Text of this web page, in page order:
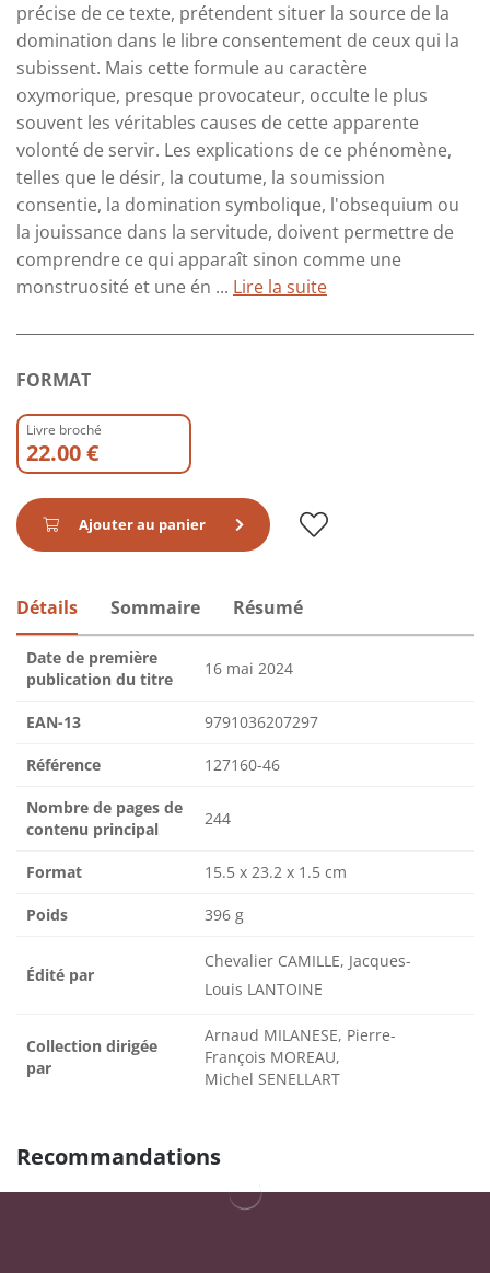
précise de ce texte, prétendent situer la source de la
domination dans le libre consentement de ceux qui la
subissent. Mais cette formule au caractère
oxymorique, presque provocateur, occulte le plus
souvent les véritables causes de cette apparente
volonté de servir. Les explications de ce phénomène,
telles que le désir, la coutume, la soumission
consentie, la domination symbolique, l'obsequium ou
la jouissance dans la servitude, doivent permettre de
comprendre ce qui apparaît sinon comme une
monstruosité et une én ... Lire la suite
FORMAT
Livre broché
22.00 €
Ajouter au panier
Détails Sommaire Résumé
Date de première
publication du titre
16 mai 2024
EAN-13 9791036207297
Référence 127160-46
Nombre de pages de
contenu principal
244
Format 15.5 x 23.2 x 1.5 cm
Poids 396 g
Édité par
Chevalier CAMILLE, Jacques-
Louis LANTOINE
Collection dirigée
par
Arnaud MILANESE, Pierre-
François MOREAU,
Michel SENELLART
Recommandations